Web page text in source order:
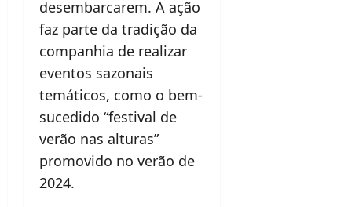
desembarcarem. A ação
faz parte da tradição da
companhia de realizar
eventos sazonais
temáticos, como o bem-
sucedido “festival de
verão nas alturas”
promovido no verão de
2024.